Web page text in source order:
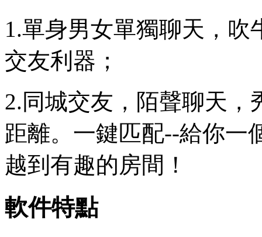
1.單身男女單獨聊天，
交友利器；
2.同城交友，陌聲聊天
距離。一鍵匹配--給你一
越到有趣的房間！
軟件特點